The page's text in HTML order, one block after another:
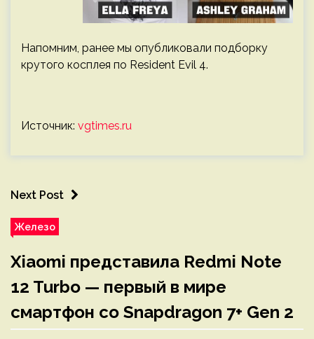
Напомним, ранее мы опубликовали подборку
крутого косплея по Resident Evil 4.
Источник: vgtimes.ru
Next Post
Железо
Xiaomi представила Redmi Note
12 Turbo — первый в мире
смартфон со Snapdragon 7+ Gen 2